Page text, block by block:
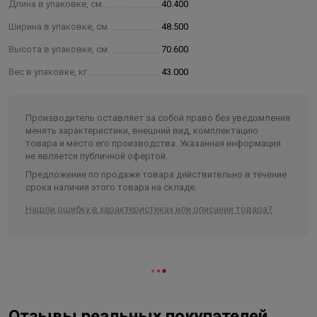
Характеристики фильтра:
Максимальная емкость, 1680 г
мг/л
Длина в упаковке, см. 40.400
Ширина в упаковке, см. 48.500
Высота в упаковке, см. 70.600
Вес в упаковке, кг 43.000
Производитель оставляет за собой право без уведомления
менять характеристики, внешний вид, комплектацию
товара и место его производства. Указанная информация
не является публичной офертой.
Предложение по продаже товара действительно в течение
срока наличия этого товара на складе.
Нашли ошибку в характеристиках или описании товара?